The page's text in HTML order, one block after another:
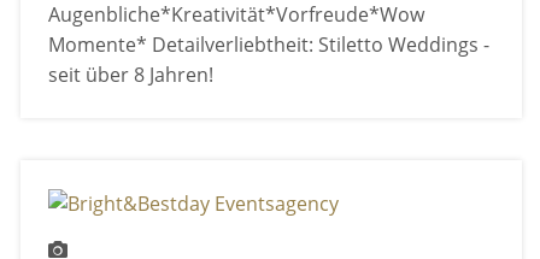
Augenbliche*Kreativität*Vorfreude*Wow
Momente* Detailverliebtheit: Stiletto Weddings -
seit über 8 Jahren!